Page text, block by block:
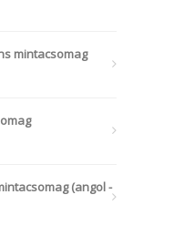
mintacsomag
(angol -